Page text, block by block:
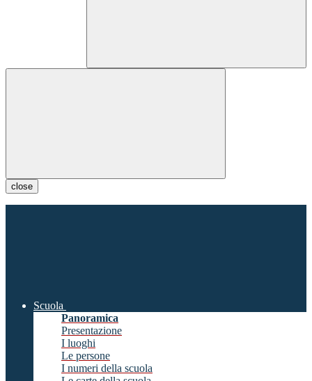
close
Scuola
Panoramica
Presentazione
I luoghi
Le persone
I numeri della scuola